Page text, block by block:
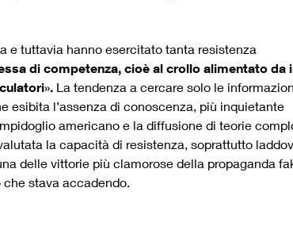
e tuttavia hanno esercitato tanta resistenza
di competenza, cioè al crollo alimentato da
La tendenza a cercare solo le
esibita l’assenza di conoscenza, più inquietante
americano e la diffusione di teorie
la capacità di resistenza, soprattutto
delle vittorie più clamorose della propaganda
stava accadendo.